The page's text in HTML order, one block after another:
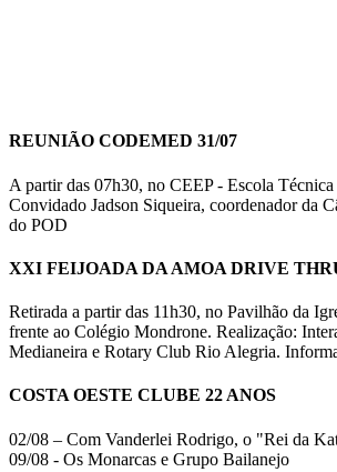
REUNIÃO CODEMED 31/07
A partir das 07h30, no CEEP - Escola
Convidado Jadson Siqueira, coordenador da
do POD
XXI FEIJOADA DA AMOA DRIVE
Retirada a partir das 11h30, no Pavilhão da
frente ao Colégio Mondrone. Realização:
Medianeira e Rotary Club Rio Alegria.
COSTA OESTE CLUBE 22 ANOS
02/08 – Com Vanderlei Rodrigo, o "Rei da
09/08 - Os Monarcas e Grupo Bailanejo